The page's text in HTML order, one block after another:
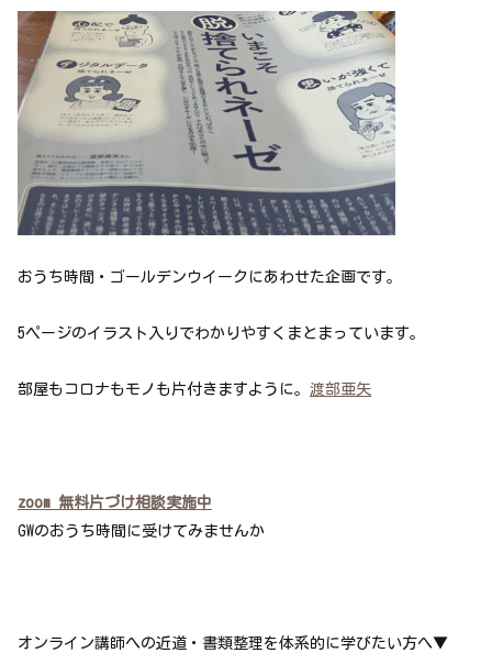
おうち時間・ゴールデンウイークにあわせた企画です。
5ページのイラスト入りでわかりやすくまとまっています。
部屋もコロナもモノも片付きますように。 渡部亜矢
zoom 無料片づけ相談実施中
GWのおうち時間に受けてみませんか
オンライン講師への近道・書類整理を体系的に学びたい方へ▼